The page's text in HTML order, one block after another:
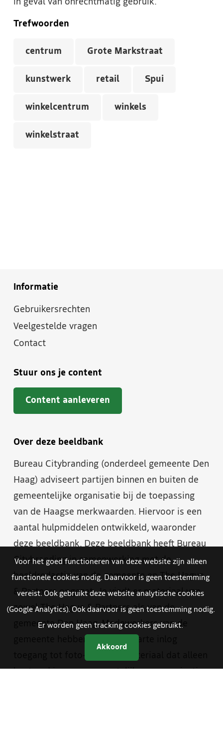
in geval van onrechtmatig gebruik.
Trefwoorden
centrum Grote Markstraat
kunstwerk retail Spui
winkelcentrum winkels
winkelstraat
Informatie
Gebruikersrechten
Veelgestelde vragen
Contact
Stuur ons je content
Content aanleveren
Over deze beeldbank
Bureau Citybranding (onderdeel gemeente Den
Haag) adviseert partijen binnen en buiten de
gemeentelijke organisatie bij de toepassing
van de Haagse merkwaarden. Hiervoor is een
aantal hulpmiddelen ontwikkeld, waaronder
deze beeldbank. Deze beeldbank heeft Bureau
Citybranding in samenwerking met de
beeldredactie van de gemeente en The Hague
& Partners opgezet. Je vindt er materiaal van
zowel The Hague & Partners als van de
gemeente Den Haag. Medewerkers van de
Voor het goed functioneren van deze website zijn alleen
functionele cookies nodig. Daarvoor is geen toestemming
vereist. Ook gebruikt deze website analytische cookies
(Google Analytics). Ook daarvoor is geen toestemming nodig.
Er worden geen tracking cookies gebruikt.
Akkoord